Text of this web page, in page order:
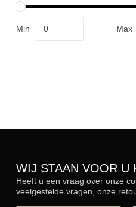
Min Max
WIJ STAAN VOOR U
Heeft u een vraag over onze
veelgestelde vragen, onze